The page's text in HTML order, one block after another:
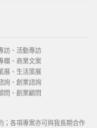
訪、活動專訪
欄、商業文案
展、生活策展
詢、創業諮詢
問、創業顧問
各項專案亦可與我長期合作